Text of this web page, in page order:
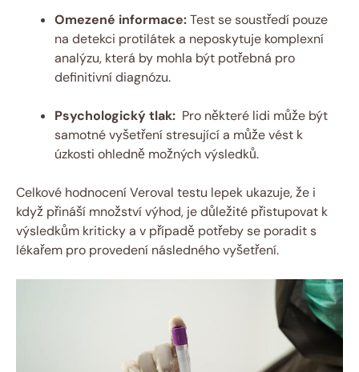
Omezené informace:Test se soustředí pouze
na detekci protilátek a neposkytuje‌ komplexní
analýzu, která by mohla být potřebná pro
definitivní diagnózu.
Psychologický tlak: ‌ Pro některé lidi⁣ může být
samotné vyšetření stresující a může vést⁢ k
úzkosti ohledně možných⁣ výsledků.
Celkové hodnocení⁤ Veroval ⁢testu lepek ukazuje, že i
když přináší množství výhod, je důležité přistupovat ⁣k
výsledkům kriticky a v⁢ případě potřeby se poradit s
lékařem⁢ pro provedení následného vyšetření.